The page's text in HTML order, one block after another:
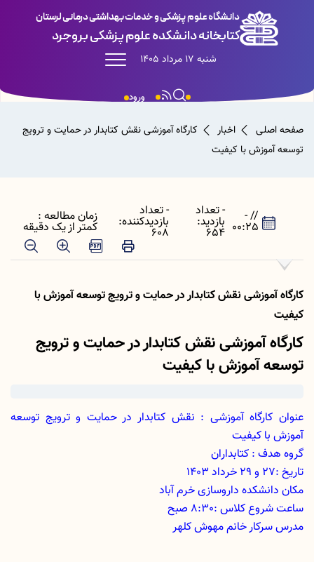
دانشگاه علوم پزشکی و خدمات بهداشتی درمانی لرستان
کتابخانه دانشکده علوم پزشکی بروجرد
شنبه 17 مرداد 1405
ورود
صفحه اصلی اخبار
کارگاه آموزشی نقش کتابدار در حمایت و ترویج
توسعه آموزش با کیفیت
// -
00:25
- تعداد
بازدید:
654
- تعداد
بازدیدکننده:
608
زمان مطالعه :
کمتر از یک دقیقه
کارگاه آموزشی نقش کتابدار در حمایت و ترویج توسعه آموزش با
کیفیت
کارگاه آموزشی نقش کتابدار در حمایت و ترویج
توسعه آموزش با کیفیت
عنوان کارگاه آموزشی : نقش کتابدار در حمایت و ترویج توسعه
آموزش با کیفیت
گروه هدف : کتابداران
تاریخ :27 و 29 خرداد 1403
مکان دانشکده داروسازی خرم آباد
ساعت شروع کلاس :8:30 صبح
مدرس سرکار خانم مهوش کلهر